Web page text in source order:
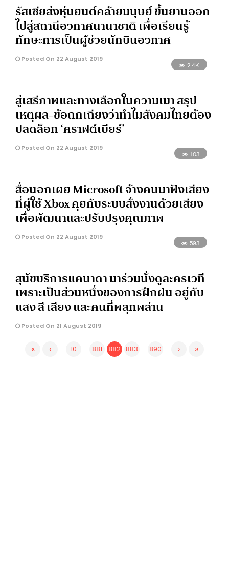
รัสเซียส่งหุ่นยนต์คล้ายมนุษย์ ขึ้นยานออก
ไปสู่สถานีอวกาศนานาชาติ เพื่อเรียนรู้
ทักษะการเป็นผู้ช่วยนักบินอวกาศ
Posted On 22 August 2019
2.4K
สู่เสรีภาพและทางเลือกในความเมา สรุป
เหตุผล-ข้อถกเถียงว่าทำไมสังคมไทยต้อง
ปลดล็อก ‘คราฟต์เบียร์’
Posted On 22 August 2019
103
สื่อนอกเผย Microsoft จ้างคนมาฟังเสียง
ที่ผู้ใช้ Xbox คุยกับระบบสั่งงานด้วยเสียง
เพื่อพัฒนาและปรับปรุงคุณภาพ
Posted On 22 August 2019
593
สุนัขบริการแคนาดา มาร่วมนั่งดูละครเวที
เพราะเป็นส่วนหนึ่งของการฝึกฝน อยู่กับ
แสง สี เสียง และคนที่พลุกพล่าน
Posted On 21 August 2019
« ‹ - 10 - 881 882 883 - 890 - › »